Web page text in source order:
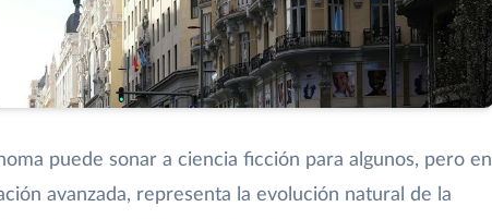
puede sonar a ciencia ficción para algunos, pero en
avanzada, representa la evolución natural de la